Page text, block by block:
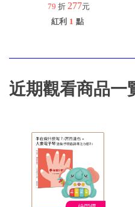
79 折 277元
紅利 1 點
近期觀看商品一